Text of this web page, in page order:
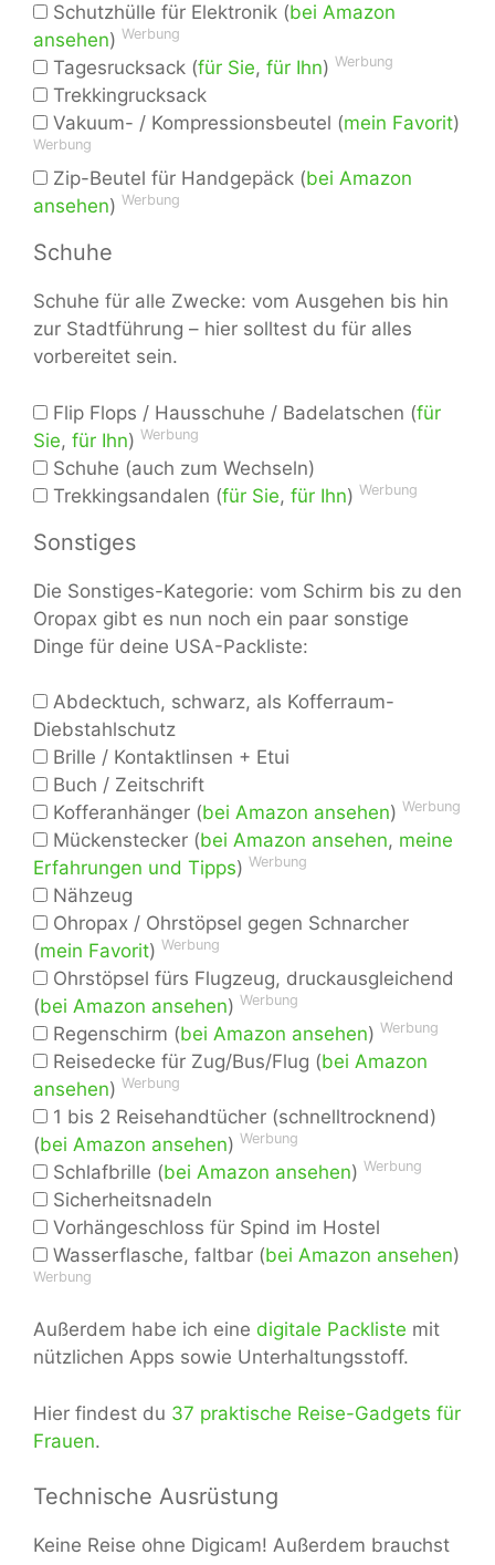
Schutzhülle für Elektronik (bei Amazon
ansehen) Werbung
Tagesrucksack (für Sie, für Ihn) Werbung
Trekkingrucksack
Vakuum- / Kompressionsbeutel (mein Favorit)
Werbung
Zip-Beutel für Handgepäck (bei Amazon
ansehen) Werbung
Schuhe
Schuhe für alle Zwecke: vom Ausgehen bis hin
zur Stadtführung – hier solltest du für alles
vorbereitet sein.
Flip Flops / Hausschuhe / Badelatschen (für
Sie, für Ihn) Werbung
Schuhe (auch zum Wechseln)
Trekkingsandalen (für Sie, für Ihn) Werbung
Sonstiges
Die Sonstiges-Kategorie: vom Schirm bis zu den
Oropax gibt es nun noch ein paar sonstige
Dinge für deine USA-Packliste:
Abdecktuch, schwarz, als Kofferraum-
Diebstahlschutz
Brille / Kontaktlinsen + Etui
Buch / Zeitschrift
Kofferanhänger (bei Amazon ansehen) Werbung
Mückenstecker (bei Amazon ansehen, meine
Erfahrungen und Tipps) Werbung
Nähzeug
Ohropax / Ohrstöpsel gegen Schnarcher
(mein Favorit) Werbung
Ohrstöpsel fürs Flugzeug, druckausgleichend
(bei Amazon ansehen) Werbung
Regenschirm (bei Amazon ansehen) Werbung
Reisedecke für Zug/Bus/Flug (bei Amazon
ansehen) Werbung
1 bis 2 Reisehandtücher (schnelltrocknend)
(bei Amazon ansehen) Werbung
Schlafbrille (bei Amazon ansehen) Werbung
Sicherheitsnadeln
Vorhängeschloss für Spind im Hostel
Wasserflasche, faltbar (bei Amazon ansehen)
Werbung
Außerdem habe ich eine digitale Packliste mit
nützlichen Apps sowie Unterhaltungsstoff.
Hier findest du 37 praktische Reise-Gadgets für
Frauen.
Technische Ausrüstung
Keine Reise ohne Digicam! Außerdem brauchst